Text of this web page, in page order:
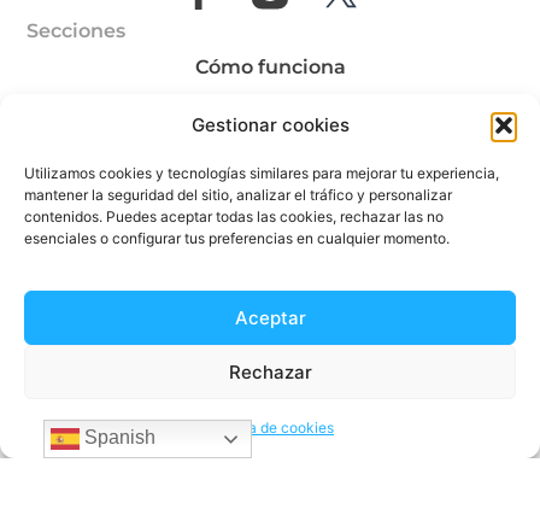
Gestionar cookies
Utilizamos cookies y tecnologías similares para mejorar tu experiencia,
mantener la seguridad del sitio, analizar el tráfico y personalizar
contenidos. Puedes aceptar todas las cookies, rechazar las no
esenciales o configurar tus preferencias en cualquier momento.
Aceptar
Rechazar
Política de cookies
Envía dinero a
Envía dinero a Colombia
Envía dinero a Brazil
Secciones
Cómo funciona
Ayuda
Quiénes somos
Spanish